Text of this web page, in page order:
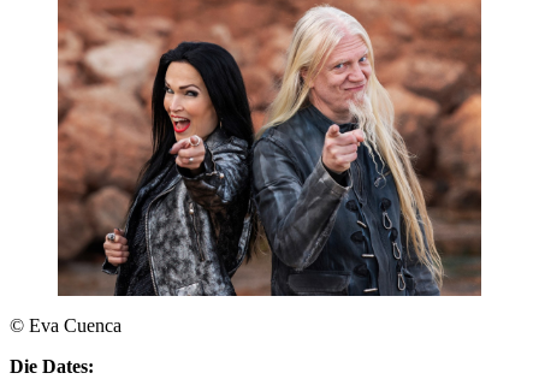
© Eva Cuenca
Die Dates: